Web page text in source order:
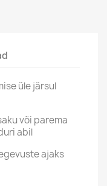
üle järsul
või parema
abil
ajaks